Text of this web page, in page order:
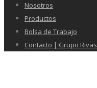
Nosotros
Productos
Bolsa de Trabajo
Contacto | Grupo Rivas